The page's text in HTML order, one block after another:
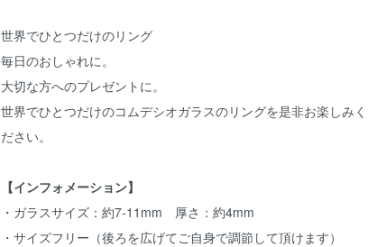
世界でひとつだけのリング
毎日のおしゃれに。
大切な方へのプレゼントに。
世界でひとつだけのコムデシオガラスのリングを是非お楽しみく
ださい。
【インフォメーション】
・ガラスサイズ：約7-11mm 厚さ：約4mm
・サイズフリー（後ろを広げてご自身で調節して頂けます）